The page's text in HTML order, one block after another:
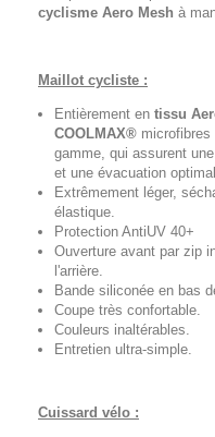
cyclisme Aero Mesh à
Maillot cycliste :
Entièrement en tissu
COOLMAX®
gamme, qui assurent
et une évacuation
Extrêmement léger,
élastique.
Protection AntiUV 40+
Ouverture avant par zip
l'arrière.
Bande siliconée en bas
Coupe très confortable.
Couleurs inaltérables.
Entretien ultra-simple.
Cuissard vélo :